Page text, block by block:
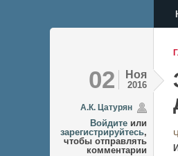
02 Ноя
2016
А.К. Цатурян
Войдите или
зарегистрируйтесь,
чтобы отправлять
комментарии